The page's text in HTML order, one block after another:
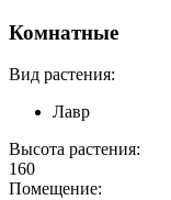
Комнатные
Вид растения:
Лавр
Высота растения:
160
Помещение: